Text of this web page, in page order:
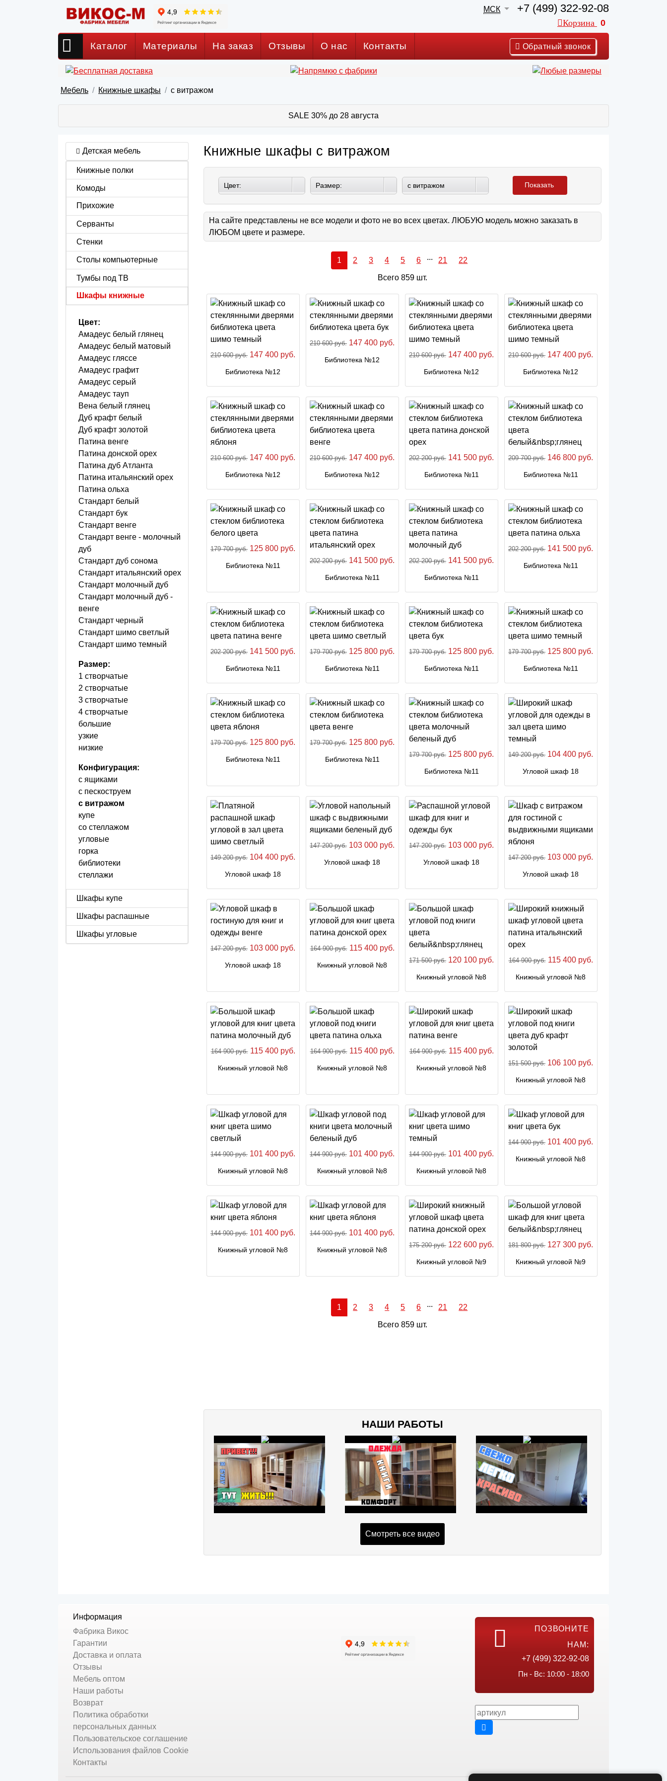
МСК +7 (499) 322-92-08
Корзина 0
Каталог Материалы На заказ Отзывы О нас Контакты Обратный звонок
Мебель Книжные шкафы с витражом
SALE 30% до 28 августа
Детская мебель
Книжные полки
Комоды
Прихожие
Серванты
Стенки
Столы компьютерные
Тумбы под ТВ
Шкафы книжные
Цвет:
Амадеус белый глянец
Амадеус белый матовый
Амадеус гляссе
Амадеус графит
Амадеус серый
Амадеус тауп
Вена белый глянец
Дуб крафт белый
Дуб крафт золотой
Патина венге
Патина донской орех
Патина дуб Атланта
Патина итальянский орех
Патина ольха
Стандарт белый
Стандарт бук
Стандарт венге
Стандарт венге - молочный
дуб
Стандарт дуб сонома
Стандарт итальянский орех
Стандарт молочный дуб
Стандарт молочный дуб -
венге
Стандарт черный
Стандарт шимо светлый
Стандарт шимо темный
Размер:
1 створчатые
2 створчатые
3 створчатые
4 створчатые
большие
узкие
низкие
Конфигурация:
с ящиками
с пескоструем
с витражом
купе
со стеллажом
угловые
горка
библиотеки
стеллажи
Шкафы купе
Шкафы распашные
Шкафы угловые
Книжные шкафы с витражом
Цвет: Размер: с витражом Показать
На сайте представлены не все модели и фото не во всех цветах. ЛЮБУЮ модель можно заказать в
ЛЮБОМ цвете и размере.
1 2 3 4 5 6 ... 21 22
Всего 859 шт.
210 600 руб. 147 400 руб.
Библиотека №12
210 600 руб. 147 400 руб.
Библиотека №12
210 600 руб. 147 400 руб.
Библиотека №12
210 600 руб. 147 400 руб.
Библиотека №12
210 600 руб. 147 400 руб.
Библиотека №12
210 600 руб. 147 400 руб.
Библиотека №12
202 200 руб. 141 500 руб.
Библиотека №11
209 700 руб. 146 800 руб.
Библиотека №11
179 700 руб. 125 800 руб.
Библиотека №11
202 200 руб. 141 500 руб.
Библиотека №11
202 200 руб. 141 500 руб.
Библиотека №11
202 200 руб. 141 500 руб.
Библиотека №11
202 200 руб. 141 500 руб.
Библиотека №11
179 700 руб. 125 800 руб.
Библиотека №11
179 700 руб. 125 800 руб.
Библиотека №11
179 700 руб. 125 800 руб.
Библиотека №11
179 700 руб. 125 800 руб.
Библиотека №11
179 700 руб. 125 800 руб.
Библиотека №11
179 700 руб. 125 800 руб.
Библиотека №11
149 200 руб. 104 400 руб.
Угловой шкаф 18
149 200 руб. 104 400 руб.
Угловой шкаф 18
147 200 руб. 103 000 руб.
Угловой шкаф 18
147 200 руб. 103 000 руб.
Угловой шкаф 18
147 200 руб. 103 000 руб.
Угловой шкаф 18
147 200 руб. 103 000 руб.
Угловой шкаф 18
164 900 руб.115 400 руб.
Книжный угловой №8
171 500 руб. 120 100 руб.
Книжный угловой №8
164 900 руб.115 400 руб.
Книжный угловой №8
164 900 руб.115 400 руб.
Книжный угловой №8
164 900 руб.115 400 руб.
Книжный угловой №8
164 900 руб.115 400 руб.
Книжный угловой №8
151 500 руб. 106 100 руб.
Книжный угловой №8
144 900 руб. 101 400 руб.
Книжный угловой №8
144 900 руб. 101 400 руб.
Книжный угловой №8
144 900 руб. 101 400 руб.
Книжный угловой №8
144 900 руб. 101 400 руб.
Книжный угловой №8
144 900 руб. 101 400 руб.
Книжный угловой №8
144 900 руб. 101 400 руб.
Книжный угловой №8
175 200 руб. 122 600 руб.
Книжный угловой №9
181 800 руб. 127 300 руб.
Книжный угловой №9
1 2 3 4 5 6 ... 21 22
Всего 859 шт.
НАШИ РАБОТЫ
Смотреть все видео
Информация
Фабрика Викос
Гарантии
Доставка и оплата
Отзывы
Мебель оптом
Наши работы
Возврат
Политика обработки
персональных данных
Пользовательское соглашение
Использования файлов Cookie
Контакты
ПОЗВОНИТЕ
НАМ:
+7 (499) 322-92-08
Пн - Вс: 10:00 - 18:00